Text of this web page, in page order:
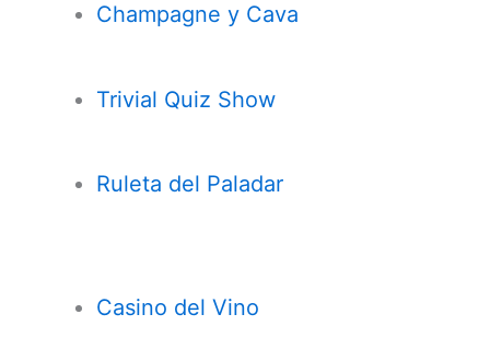
Champagne y Cava
Trivial Quiz Show
Ruleta del Paladar
Casino del Vino